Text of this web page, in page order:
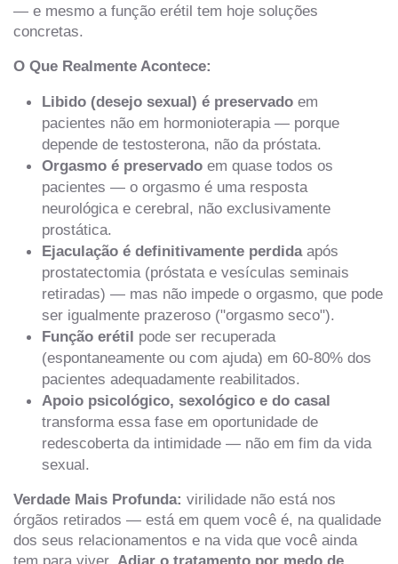
— e mesmo a função erétil tem hoje soluções
concretas.
O Que Realmente Acontece:
Libido (desejo sexual) é preservado em
pacientes não em hormonioterapia — porque
depende de testosterona, não da próstata.
Orgasmo é preservado em quase todos os
pacientes — o orgasmo é uma resposta
neurológica e cerebral, não exclusivamente
prostática.
Ejaculação é definitivamente perdidaapós
prostatectomia (próstata e vesículas seminais
retiradas) — mas não impede o orgasmo, que pode
ser igualmente prazeroso ("orgasmo seco").
Função erétil pode ser recuperada
(espontaneamente ou com ajuda) em 60-80% dos
pacientes adequadamente reabilitados.
Apoio psicológico, sexológico e do casal
transforma essa fase em oportunidade de
redescoberta da intimidade — não em fim da vida
sexual.
Verdade Mais Profunda: virilidade não está nos
órgãos retirados — está em quem você é, na qualidade
dos seus relacionamentos e na vida que você ainda
tem para viver. Adiar o tratamento por medo de